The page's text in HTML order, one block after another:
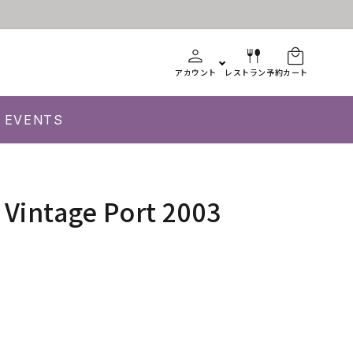
アカウント レストラン予約カート
EVENTS
Port 2003